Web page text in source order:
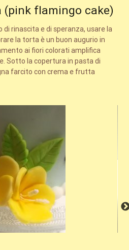
flamingo cake)
di rinascita e di speranza, usare la
la torta è un buon augurio in
ai fiori colorati amplifica
Sotto la copertura in pasta di
farcito con crema e frutta